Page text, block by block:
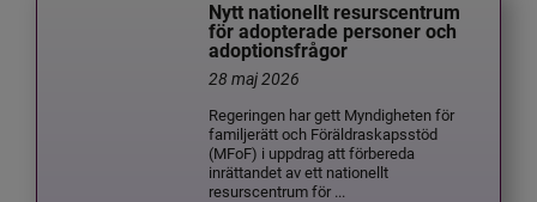
Nytt nationellt resurscentrum
för adopterade personer och
adoptionsfrågor
28 maj 2026
Regeringen har gett Myndigheten för
familjerätt och Föräldraskapsstöd
(MFoF) i uppdrag att förbereda
inrättandet av ett nationellt
resurscentrum för ...